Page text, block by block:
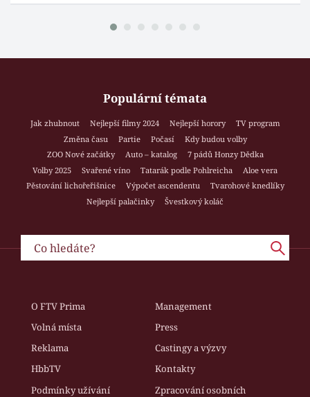
Populární témata
Jak zhubnout Nejlepší filmy 2024 Nejlepší horory
TV program
Změna času
Partie Počasí
Kdy budou volby
ZOO Nové začátky
Auto – katalog
7 pádů Honzy Dědka
Volby 2025
Svařené víno Tatarák podle Pohlreicha
Aloe vera
Pěstování lichořeřišnice
Výpočet ascendentu
Tvarohové knedlíky
Nejlepší palačinky
Švestkový koláč
O FTV Prima
Management
Volná místa
Press
Reklama
Castingy a výzvy
HbbTV
Kontakty
Podmínky užívání
Zpracování osobních